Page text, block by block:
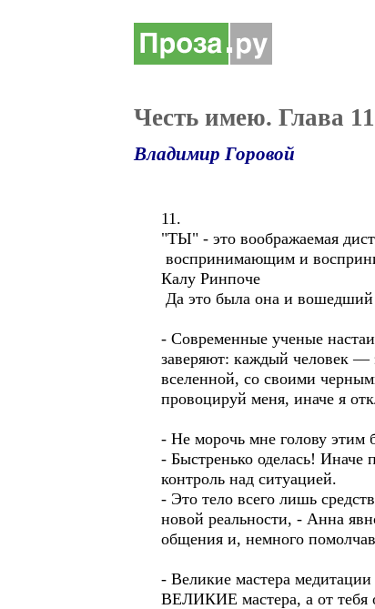
Честь имею. Глава 11
Владимир Горовой
11.
"ТЫ" - это воображаемая
воспринимающим и
Калу Ринпоче
Да это была она и вошедший
- Современные ученые
заверяют: каждый человек —
вселенной, со своими
провоцируй меня, иначе я
- Не морочь мне голову этим
- Быстренько оделась! Иначе
контроль над ситуацией.
- Это тело всего лишь
новой реальности, - Анна
общения и, немного
- Великие мастера
ВЕЛИКИЕ мастера, а от тебя